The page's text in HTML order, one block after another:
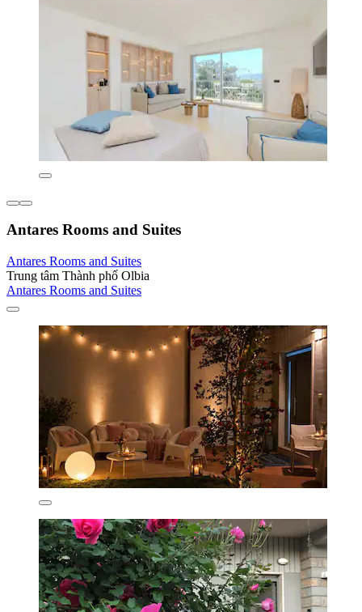
Antares Rooms and Suites
Antares Rooms and Suites
Trung tâm Thành phố Olbia
Antares Rooms and Suites